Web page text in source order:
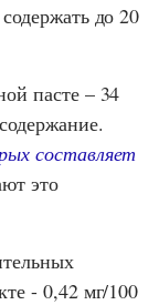
до 20
пасте – 34
составляет
это
- 0,42 мг/100